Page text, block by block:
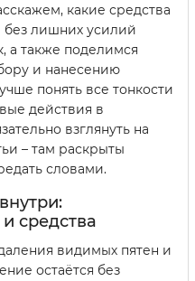
какие средства
лишних усилий
а также поделимся
и нанесению
понять все тонкости
действия в
взглянуть на
– там раскрыты
словами.
средства
видимых пятен и
остаётся без